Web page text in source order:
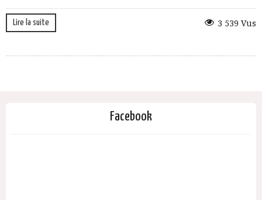
Lire la suite 3 539 Vus
Facebook